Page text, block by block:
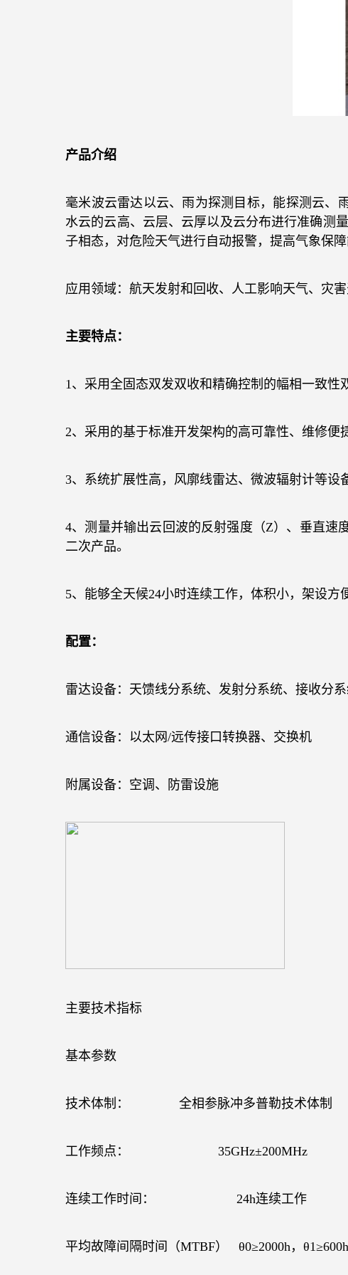
产品介绍
毫米波云雷达以云、雨为探测目标，能探测云、
水云的云高、云层、云厚以及云分布进行准确测
子相态，对危险天气进行自动报警，提高气象保障
应用领域：航天发射和回收、人工影响天气、灾
主要特点：
1、采用全固态双发双收和精确控制的幅相一致性
2、采用的基于标准开发架构的高可靠性、维修便
3、系统扩展性高，风廓线雷达、微波辐射计等设
4、测量并输出云回波的反射强度（Z）、垂直速
二次产品。
5、能够全天候24小时连续工作，体积小，架设方
配置：
雷达设备：天馈线分系统、发射分系统、接收分
通信设备：以太网/远传接口转换器、交换机
附属设备：空调、防雷设施
主要技术指标
基本参数
技术体制： 全相参脉冲多普勒技术体制
工作频点： 35GHz±200MHz
连续工作时间： 24h连续工作
平均故障间隔时间（MTBF） θ0≥2000h，θ1≥600h